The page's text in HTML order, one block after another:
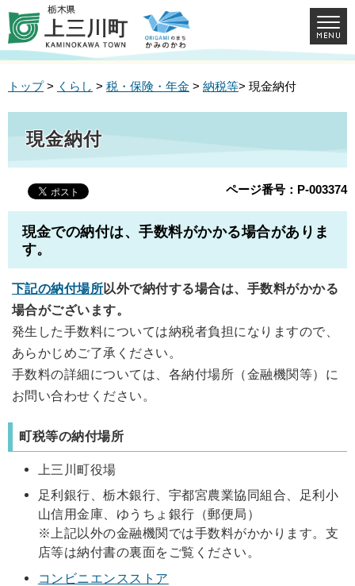
トップ> くらし > 税・保険・年金 > 納税等> 現金納付
現金納付
ページ番号：P-003374
現金での納付は、手数料がかかる場合がありま
す。
下記の納付場所以外で納付する場合は、手数料がかかる
場合がございます。
発生した手数料については納税者負担になりますので、
あらかじめご了承ください。
手数料の詳細については、各納付場所（金融機関等）に
お問い合わせください。
町税等の納付場所
上三川町役場
足利銀行、栃木銀行、宇都宮農業協同組合、足利小
山信用金庫、ゆうちょ銀行（郵便局）
※上記以外の金融機関では手数料がかかります。支
店等は納付書の裏面をご覧ください。
コンビニエンスストア